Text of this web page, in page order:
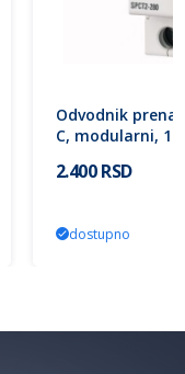
Odvodnik
C, modularni,
2.400 RSD
dostupno